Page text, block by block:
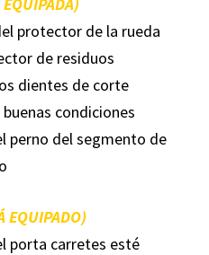
protector de la rueda
de residuos
dientes de corte
condiciones
perno del segmento de
EQUIPADO)
porta carretes esté